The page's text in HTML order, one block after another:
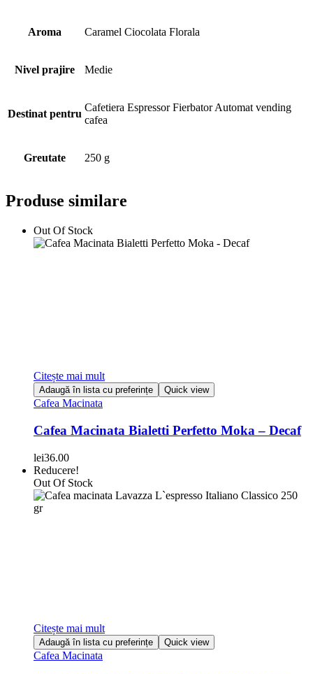
Aroma Caramel Ciocolata Florala
Nivel prajire Medie
Destinat pentru
Cafetiera Espressor Fierbator Automat vending
cafea
Greutate 250 g
Produse similare
Out Of Stock
Citește mai mult
Adaugă în lista cu preferințe Quick view
Cafea Macinata
Cafea Macinata Bialetti Perfetto Moka – Decaf
lei36.00
Reducere!
Out Of Stock
Citește mai mult
Adaugă în lista cu preferințe Quick view
Cafea Macinata